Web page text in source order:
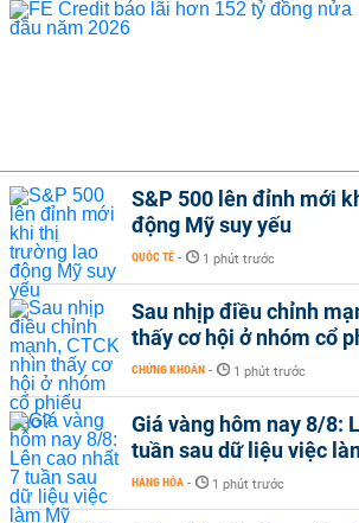
S&P 500 lên đỉnh mới
động Mỹ suy yếu
QUỐC TẾ - 1 phút trước
Sau nhịp điều chỉnh
thấy cơ hội ở nhóm cổ
CHỨNG KHOÁN - 1 phút trước
Giá vàng hôm nay 8/8:
tuần sau dữ liệu việc
HÀNG HÓA - 1 phút trước